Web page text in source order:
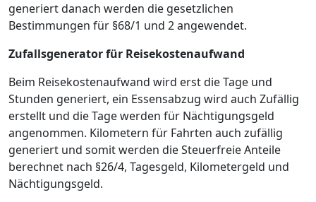
generiert danach werden die gesetzlichen
Bestimmungen für §68/1 und 2 angewendet.
Zufallsgenerator für Reisekostenaufwand
Beim Reisekostenaufwand wird erst die Tage und
Stunden generiert, ein Essensabzug wird auch Zufällig
erstellt und die Tage werden für Nächtigungsgeld
angenommen. Kilometern für Fahrten auch zufällig
generiert und somit werden die Steuerfreie Anteile
berechnet nach §26/4, Tagesgeld, Kilometergeld und
Nächtigungsgeld.